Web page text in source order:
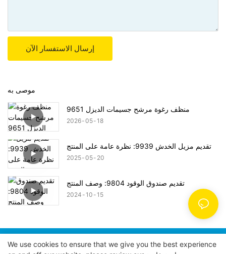
إرسال الاستفسار الآن
موصى به
منظف ​​رغوة مرشح جسيمات الديزل 9651
2026 05 18
تقديم مزيل الخدش 9939: نظرة عامة على المنتج
2025 05 20
تقديم صندوق الوقود 9804: وصف المنتج
2024 10 15
We use cookies to ensure that we give you the best experience